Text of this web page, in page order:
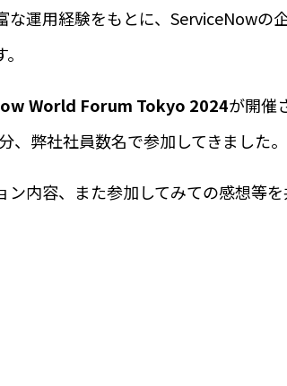
運用経験をもとに、ServiceNowの
World Forum Tokyo 2024が開催
弊社社員数名で参加してきました。
内容、また参加してみての感想等